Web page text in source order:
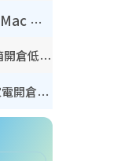
豐澤優惠勁減低至44折！Mac mini/iPhone17Pro大減價！廚房家電$220起
開倉優惠｜尖沙咀名牌行李箱開倉低至4折！一連5日 American Tourister/ace./Hallmark $200起！
廚具開倉｜特福Tefal廚具/家電開倉低至3折！$220起買平底鍋/炒鑊/湯煲！電飯煲/吸塵機/燙斗$418起